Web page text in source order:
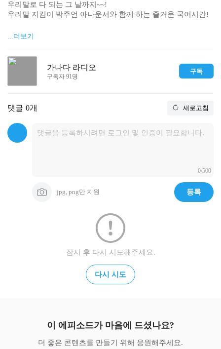
우리말로 다 되는 그 날까지~~!
우리말 지킴이 박주언 아나운서와 함께 하는 즐거운 국어시간!
1. 여는 말 : 단풍철 맞이! 나무와 관련된 우리 속담 2탄!
- 이번 주 알림이의 수식어는?
- 주수빈 알림이가 가져온새소식은 무엇일까요?
...더보기
가나다 라디오
구독자 91명
구독
댓글 0개 새로고침
0/500
jpg, png만 지원 등록
잠시 후 다시 시도해주세요.
다시 시도
이 에피소드가 마음에 드셨나요?
더 좋은 콘텐츠를 만들기 위해 응원해주세요.